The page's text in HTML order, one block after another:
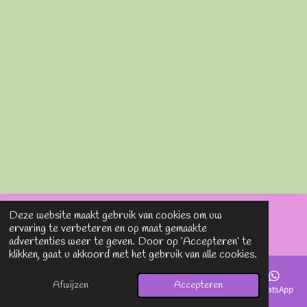
Deze website maakt gebruik van cookies om uw
ervaring te verbeteren en op maat gemaakte
advertenties weer te geven. Door op ‘Accepteren’ te
klikken, gaat u akkoord met het gebruik van alle cookies.
Afwijzen Accepteren
© 2020 - 2026 Lavieenrosesjewels
Powered byJouwWeb
E-mailadres Telefoonnummer Kaart Instagram WhatsApp